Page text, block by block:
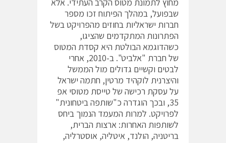
שבפועל, במהלך הפיתוח זכו מספר
חברות ישראליות בחוזים מהפרויקט בשל
הפתרונות המתקדמים שהציגו,
כשהדוגמא הבולטת היא קסדת המטוס
של חברת "אלביט". ב-2010, אחרי
לבטים וקשיים גדולים מול הממשל
והיצרנית לוקהיד מרטין, חתמה ישראל
על עסקת רכישה של טייסת מטוסי אפ
35, ובכך הוגדרה כ"שותפה ביטחונית"
לפרויקט. למרות המעמד הנמוך ביחס
לשותפות האחרות: ארצות הברית,
בריטניה, הולנד, איטליה, אוסטרליה,